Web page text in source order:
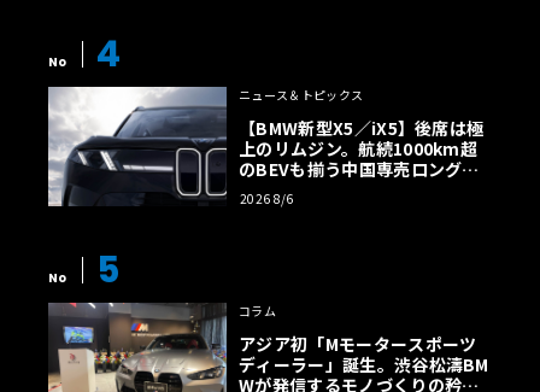
No 4
ニュース＆トピックス
【BMW新型X5／iX5】後席は極
上のリムジン。航続1000km超
のBEVも揃う中国専売ロング仕
様の全貌
2026 8/6
No 5
コラム
アジア初「Mモータースポーツ
ディーラー」誕生。渋谷松濤BM
Wが発信するモノづくりの矜持